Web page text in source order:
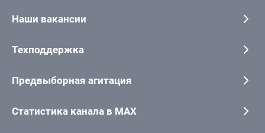
Наши вакансии
Техподдержка
Предвыборная агитация
Статистика канала в MAX